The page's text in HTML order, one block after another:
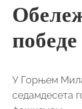
У Горњем
седамдесета